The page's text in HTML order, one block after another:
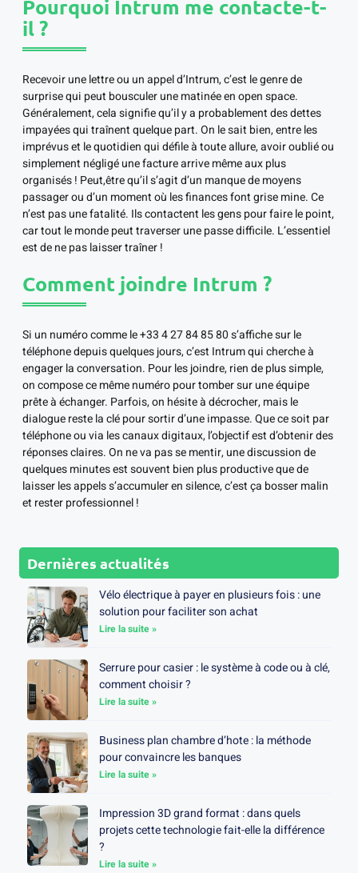
Pourquoi Intrum me contacte-t-
il ?
Recevoir une lettre ou un appel d’Intrum, c’est le genre de
surprise qui peut bousculer une matinée en open space.
Généralement, cela signifie qu’il y a probablement des dettes
impayées qui traînent quelque part. On le sait bien, entre les
imprévus et le quotidien qui défile à toute allure, avoir oublié ou
simplement négligé une facture arrive même aux plus
organisés ! Peut,être qu’il s’agit d’un manque de moyens
passager ou d’un moment où les finances font grise mine. Ce
n’est pas une fatalité. Ils contactent les gens pour faire le point,
car tout le monde peut traverser une passe difficile. L’essentiel
est de ne pas laisser traîner !
Comment joindre Intrum ?
Si un numéro comme le +33 4 27 84 85 80 s’affiche sur le
téléphone depuis quelques jours, c’est Intrum qui cherche à
engager la conversation. Pour les joindre, rien de plus simple,
on compose ce même numéro pour tomber sur une équipe
prête à échanger. Parfois, on hésite à décrocher, mais le
dialogue reste la clé pour sortir d’une impasse. Que ce soit par
téléphone ou via les canaux digitaux, l’objectif est d’obtenir des
réponses claires. On ne va pas se mentir, une discussion de
quelques minutes est souvent bien plus productive que de
laisser les appels s’accumuler en silence, c’est ça bosser malin
et rester professionnel !
Dernières actualités
Vélo électrique à payer en plusieurs fois : une
solution pour faciliter son achat
Lire la suite »
Serrure pour casier : le système à code ou à clé,
comment choisir ?
Lire la suite »
Business plan chambre d’hote : la méthode
pour convaincre les banques
Lire la suite »
Impression 3D grand format : dans quels
projets cette technologie fait-elle la différence
?
Lire la suite »